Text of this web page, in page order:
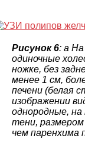
Рисунок 6: a На
одиночные
ножке, без
менее 1 см,
печени (белая
изображении
однородные, на
тени, размером
чем паренхима